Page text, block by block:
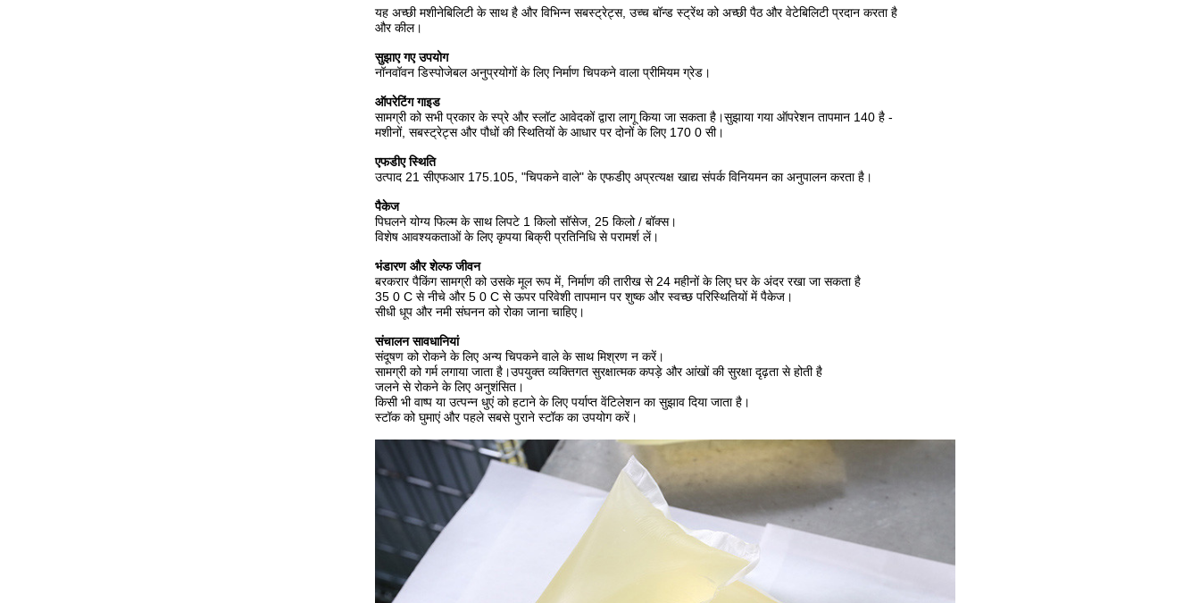
यह अच्छी मशीनेबिलिटी के साथ है और विभिन्न सबस्ट्रेट्स, उच्च बॉन्ड स्ट्रेंथ को अच्छी पैठ और वेटेबिलिटी प्रदान करता है
और कील।
सुझाए गए उपयोग
नॉनवॉवन डिस्पोजेबल अनुप्रयोगों के लिए निर्माण चिपकने वाला प्रीमियम ग्रेड।
ऑपरेटिंग गाइड
सामग्री को सभी प्रकार के स्प्रे और स्लॉट आवेदकों द्वारा लागू किया जा सकता है।सुझाया गया ऑपरेशन तापमान 140 है -
मशीनों, सबस्ट्रेट्स और पौधों की स्थितियों के आधार पर दोनों के लिए 170 0 सी।
एफडीए स्थिति
उत्पाद 21 सीएफआर 175.105, "चिपकने वाले" के एफडीए अप्रत्यक्ष खाद्य संपर्क विनियमन का अनुपालन करता है।
पैकेज
पिघलने योग्य फिल्म के साथ लिपटे 1 किलो सॉसेज, 25 किलो / बॉक्स।
विशेष आवश्यकताओं के लिए कृपया बिक्री प्रतिनिधि से परामर्श लें।
भंडारण और शेल्फ जीवन
बरकरार पैकिंग सामग्री को उसके मूल रूप में, निर्माण की तारीख से 24 महीनों के लिए घर के अंदर रखा जा सकता है
35 0 C से नीचे और 5 0 C से ऊपर परिवेशी तापमान पर शुष्क और स्वच्छ परिस्थितियों में पैकेज।
सीधी धूप और नमी संघनन को रोका जाना चाहिए।
संचालन सावधानियां
संदूषण को रोकने के लिए अन्य चिपकने वाले के साथ मिश्रण न करें।
सामग्री को गर्म लगाया जाता है।उपयुक्त व्यक्तिगत सुरक्षात्मक कपड़े और आंखों की सुरक्षा दृढ़ता से होती है
जलने से रोकने के लिए अनुशंसित।
किसी भी वाष्प या उत्पन्न धुएं को हटाने के लिए पर्याप्त वेंटिलेशन का सुझाव दिया जाता है।
स्टॉक को घुमाएं और पहले सबसे पुराने स्टॉक का उपयोग करें।